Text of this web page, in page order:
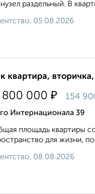
раздельный. В
05.08.2026
квартира,
800 000 ₽ 154
Интернационала 39
площадь квартиры
для жизни,
08.08.2026